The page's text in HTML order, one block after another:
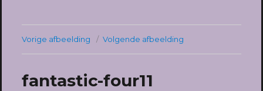
Vorige afbeelding Volgende afbeelding
fantastic-four11